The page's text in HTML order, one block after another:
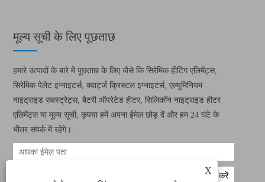
X
मूल्य सूची के लिए पूछताछ
हमारे उत्पादों के बारे में पूछताछ के लिए जैसे कि सिरेमिक हीटिंग एलिमेंट्स,
सिरेमिक पेलेट इग्नाइटर्स, क्वार्ट्ज क्रिस्टल इग्नाइटर्स, एल्युमिनियम
नाइट्राइड सबस्ट्रेट्स, बैटरी ऑपरेटेड हीटर, सिलिकॉन नाइट्राइड हीटर
एलिमेंट्स या मूल्य सूची, कृपया हमें अपना ईमेल छोड़ दें और हम 24 घंटे के
भीतर संपर्क में रहेंगे। .